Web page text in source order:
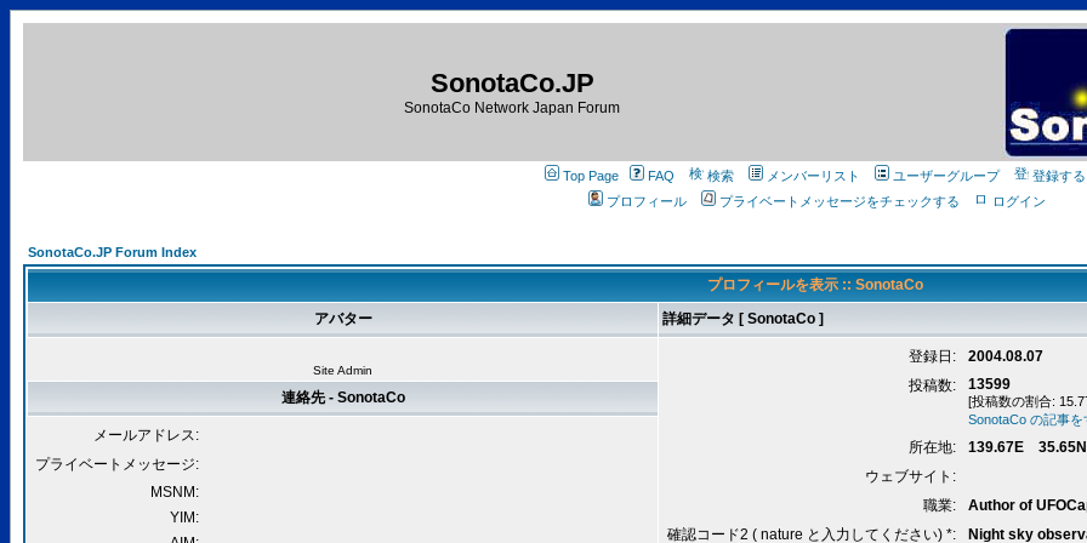
SonotaCo.JP
SonotaCo Network Japan Forum
Top Page FAQ 検索 メンバーリスト ユーザーグループ
登録する
プロフィール
プライベートメッセージをチェックする ログイン
SonotaCo.JP Forum Index
プロフィールを表示 :: SonotaCo
アバター
詳細データ [ SonotaCo ]
Site Admin
登録日:
2004.08.07
投稿数:
13599
[投稿数の割合:
SonotaCo の記事
所在地:
139.67E 35.65N
ウェブサイト:
職業:
Author of
確認コード2 ( nature と入力してください) *:
Night sky
連絡先 - SonotaCo
メールアドレス:
プライベートメッセージ:
MSNM:
YIM: